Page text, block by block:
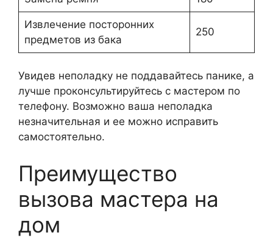
Извлечение посторонних
предметов из бака
250
Увидев неполадку не поддавайтесь панике, а
лучше проконсультируйтесь с мастером по
телефону. Возможно ваша неполадка
незначительная и ее можно исправить
самостоятельно.
Преимущество
вызова мастера на
дом